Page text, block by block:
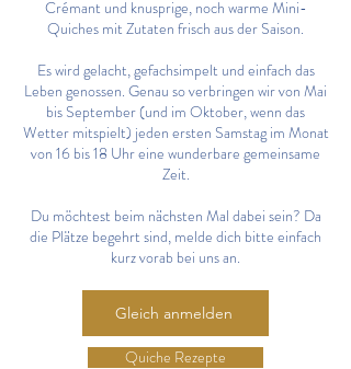
Crémant und knusprige, noch warme Mini-
Quiches mit Zutaten frisch aus der Saison.
Es wird gelacht, gefachsimpelt und einfach das
Leben genossen. Genau so verbringen wir von Mai
bis September (und im Oktober, wenn das
Wetter mitspielt) jeden ersten Samstag im Monat
von 16 bis 18 Uhr eine wunderbare gemeinsame
Zeit.
Du möchtest beim nächsten Mal dabei sein? Da
die Plätze begehrt sind, melde dich bitte einfach
kurz vorab bei uns an.
Gleich anmelden
Quiche Rezepte